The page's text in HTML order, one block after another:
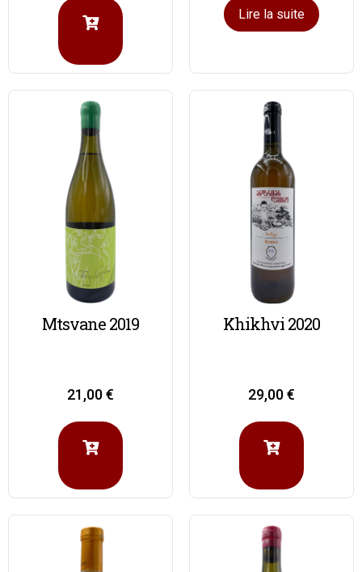
Lire la suite
Mtsvane 2019
21,00€
Khikhvi 2020
29,00€